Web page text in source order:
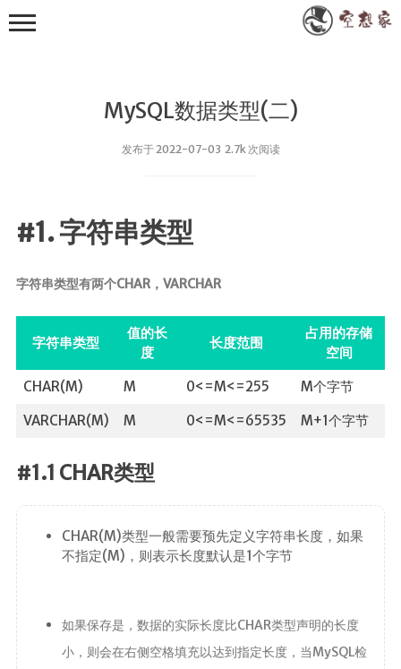
MySQL数据类型(二)
发布于 2022-07-03 2.7k 次阅读
#1. 字符串类型
字符串类型有两个CHAR，VARCHAR
字符串类型
值的长
度
长度范围
占用的存储
空间
CHAR(M)
M 0<=M<=255
M个字节
VARCHAR(M)
M 0<=M<=65535 M+1个字节
#1.1 CHAR类型
CHAR(M)类型一般需要预先定义字符串长度，如果
不指定(M)，则表示长度默认是1个字节
如果保存是，数据的实际长度比CHAR类型声明的长度
小，则会在右侧空格填充以达到指定长度，当MySQL检
小众技术
WebSocket
Apache POI
EasyExcel
前端
JavaScript
Android
UI视图动画
数据存储